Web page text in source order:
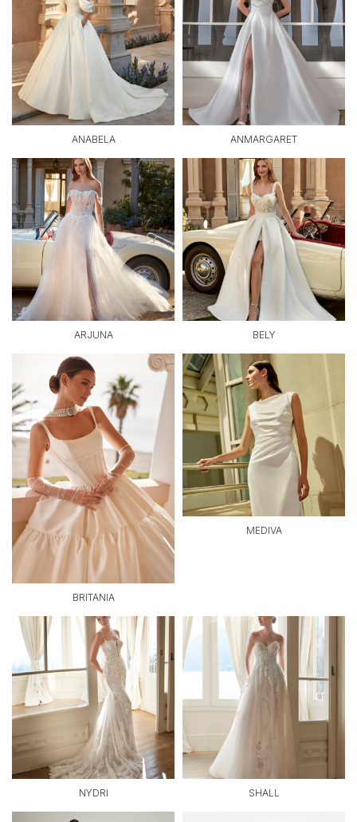
ANABELA ANMARGARET
ARJUNA BELY
BRITANIA
MEDIVA
NYDRI SHALL